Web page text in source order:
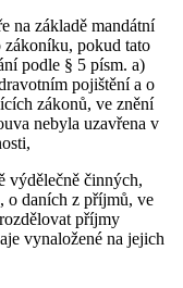
na základě mandátní
zákoníku, pokud tato
podle § 5 písm. a)
pojištění a o
zákonů, ve znění
nebyla uzavřena v
výdělečně činných,
o daních z příjmů, ve
příjmy
vynaložené na jejich